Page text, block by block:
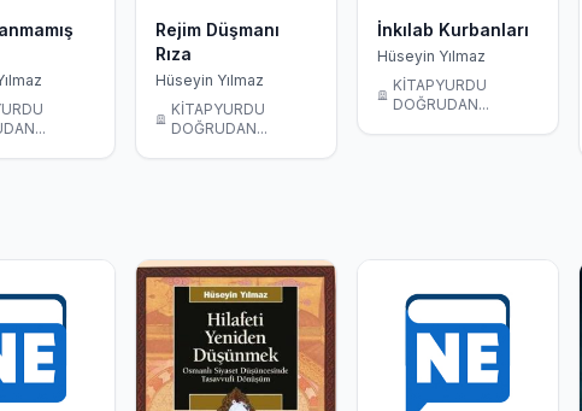
Rejim Düşmanı
Rıza
Hüseyin Yılmaz
KİTAPYURDU
DOĞRUDAN...
İnkılab Kurbanları
Hüseyin Yılmaz
KİTAPYURDU
DOĞRUDAN...